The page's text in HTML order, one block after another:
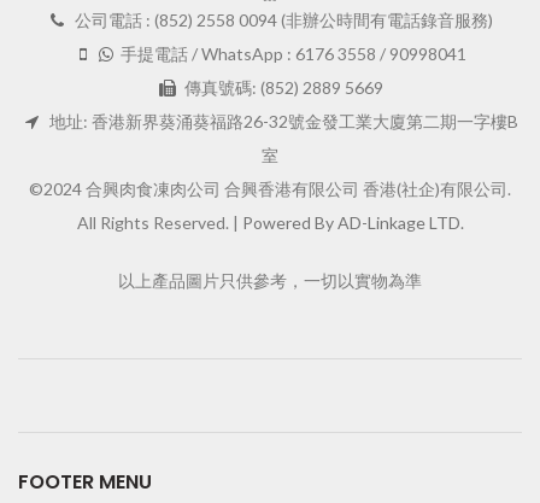
公司電話 : (852) 2558 0094 (非辦公時間有電話錄音服務)
手提電話 / WhatsApp : 6176 3558 / 90998041
傳真號碼: (852) 2889 5669
地址: 香港新界葵涌葵福路26-32號金發工業大廈第二期一字樓B
室
©2024 合興肉食凍肉公司 合興香港有限公司 香港(社企)有限公司.
All Rights Reserved. | Powered By AD-Linkage LTD.
以上產品圖片只供參考，一切以實物為準
FOOTER MENU